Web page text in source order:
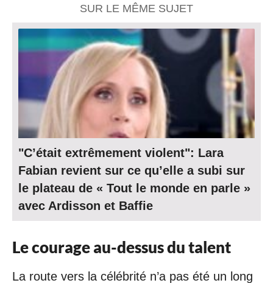
SUR LE MÊME SUJET
"C’était extrêmement violent": Lara
Fabian revient sur ce qu’elle a subi sur
le plateau de « Tout le monde en parle »
avec Ardisson et Baffie
Le courage au-dessus du talent
La route vers la célébrité n’a pas été un long